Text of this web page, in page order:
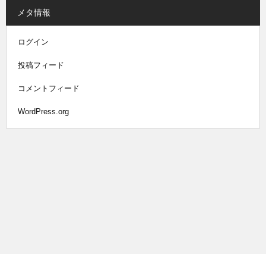
メタ情報
ログイン
投稿フィード
コメントフィード
WordPress.org